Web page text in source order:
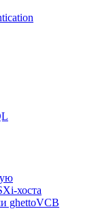
хоста
ghettoVCB